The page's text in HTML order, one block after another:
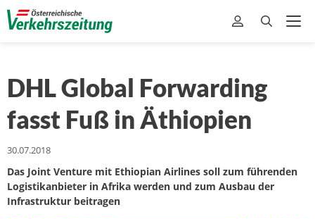
DHL Global Forwarding
fasst Fuß in Äthiopien
30.07.2018
Das Joint Venture mit Ethiopian Airlines soll zum führenden
Logistikanbieter in Afrika werden und zum Ausbau der
Infrastruktur beitragen